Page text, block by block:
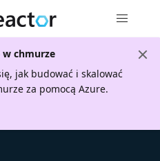
chmurze
jak budować i skalować
za pomocą Azure.